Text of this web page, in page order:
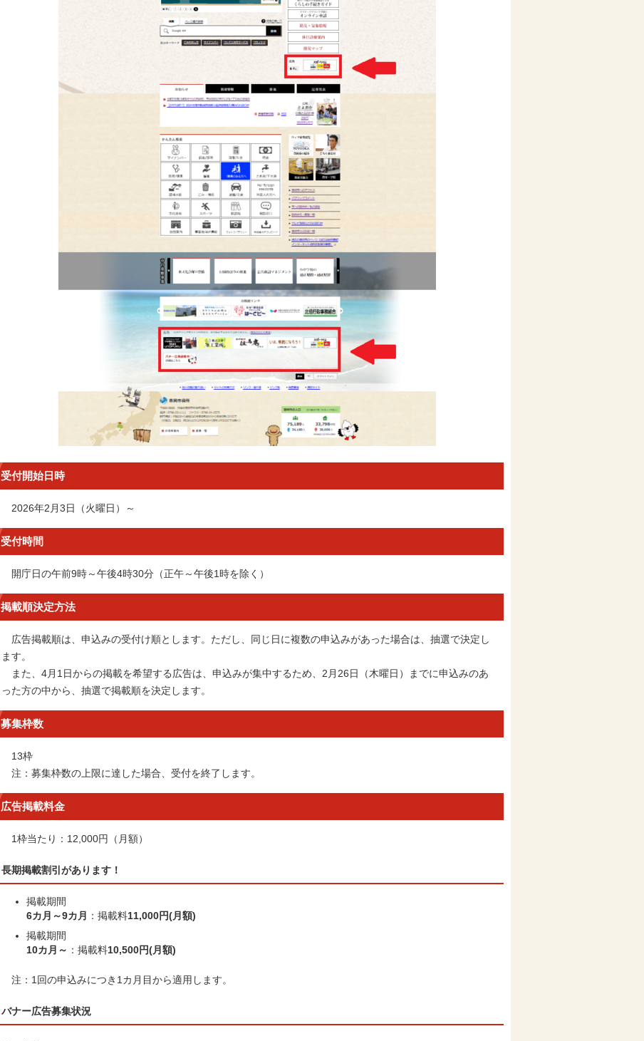
受付開始日時
2026年2月3日（火曜日）～
受付時間
開庁日の午前9時～午後4時30分（正午～午後1時を除く）
掲載順決定方法
広告掲載順は、申込みの受付け順とします。ただし、同じ日に複数の申込みがあった場合は、抽選で決定し
ます。
また、4月1日からの掲載を希望する広告は、申込みが集中するため、2月26日（木曜日）までに申込みのあ
った方の中から、抽選で掲載順を決定します。
募集枠数
13枠
注：募集枠数の上限に達した場合、受付を終了します。
広告掲載料金
1枠当たり：12,000円（月額）
長期掲載割引があります！
掲載期間
6カ月～9カ月
：掲載料11,000円(月額)
掲載期間
10カ月～ ：掲載料10,500円(月額)
注：1回の申込みにつき1カ月目から適用します。
バナー広告募集状況